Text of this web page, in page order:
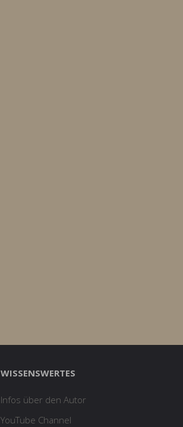
WISSENSWERTES
Infos über den Autor
YouTube Channel